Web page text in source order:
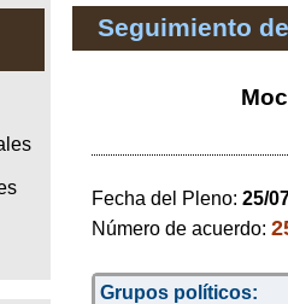
Seguimiento
Fecha del Pleno: 25/
Número de acuerdo:
Grupos políticos: